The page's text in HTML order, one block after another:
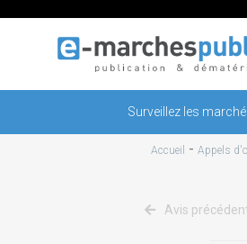
Surveillez les
Accueil - Appels
Avis